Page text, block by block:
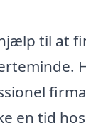
til at
en tid